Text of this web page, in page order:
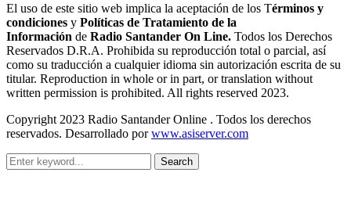
El uso de este sitio web implica la aceptación de los Términos y
condiciones y Políticas de Tratamiento de la
Información de Radio Santander On Line. Todos los Derechos
Reservados D.R.A. Prohibida su reproducción total o parcial, así
como su traducción a cualquier idioma sin autorización escrita de su
titular. Reproduction in whole or in part, or translation without
written permission is prohibited. All rights reserved 2023.
Copyright 2023 Radio Santander Online . Todos los derechos
reservados. Desarrollado porwww.asiserver.com
Search